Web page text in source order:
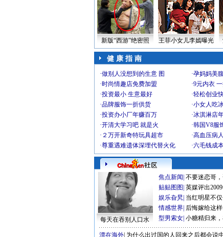
新版“西游”绝密照 王菲小女儿李嫣曝光
健 康 指 南
·做别人没想到的生意 图 ·孕妈妈美
·时尚情趣店免费加盟 ·9元内衣
·投资最小 生意最好 ·轻松创业
·品牌服饰一折供货 ·小女人吃
·投资办小厂年赚百万 ·冰淇淋店
·开清大学习吧 就是火 ·韩国V8服
· ２万开新奇特玩具超市 ·高血压病
·尊重遇难遗体深埋代替火化 ·六毛钱成
每天在吞别人口水
焦点新闻 不要迷恋哥
贴贴图图 英媒评出
娱乐旮旯 当红明星不
情感世界 后悔嫁给这
型男索女 小糖精归来
漂在海外 为什么出过国的人回来之后都会说